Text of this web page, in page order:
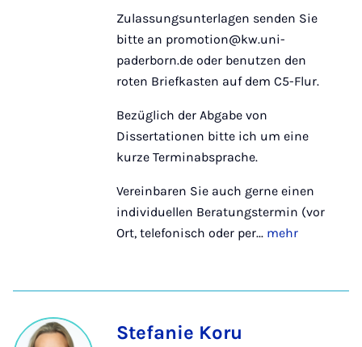
Zulassungsunterlagen senden Sie
bitte an promotion@kw.uni-
paderborn.de oder benutzen den
roten Briefkasten auf dem C5-Flur.
Bezüglich der Abgabe von
Dissertationen bitte ich um eine
kurze Terminabsprache.
Vereinbaren Sie auch gerne einen
individuellen Beratungstermin (vor
Ort, telefonisch oder per... mehr
Stefanie Koru